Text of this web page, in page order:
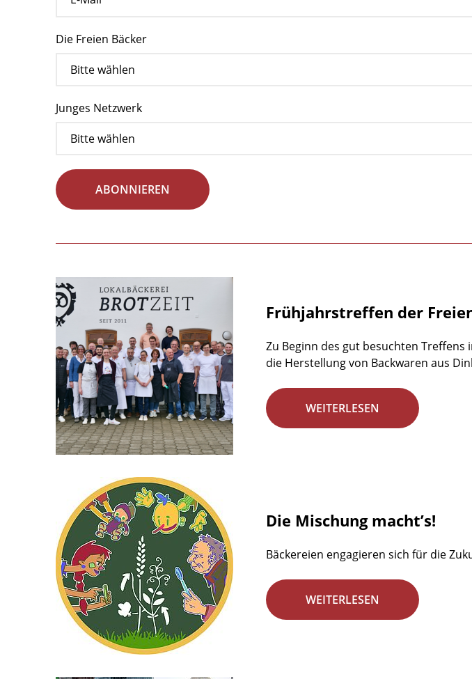
Die Freien Bäcker
Junges Netzwerk
ABONNIEREN
Frühjahrstreffen der
Zu Beginn des gut besuchten Treffens
die Herstellung von Backwaren aus
WEITERLESEN
Die Mischung macht’s!
Bäckereien engagieren sich für die
WEITERLESEN